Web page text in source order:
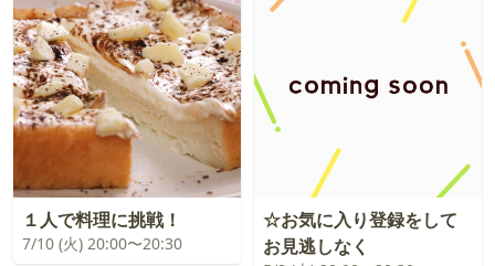
１人で料理に挑戦！
7/10 (火) 20:00〜20:30
☆お気に入り登録をして
お見逃しなく